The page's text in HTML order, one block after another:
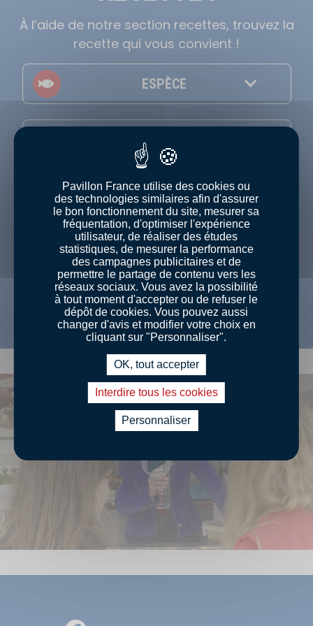
À l’aide de notre section recettes, trouvez la
recette qui vous convient !
ESPÈCE
BUDGET
THÈME
NIVEAU
Afficher uniquement les recettes en vidéo
Voir la vidéo
Pavillon France utilise des cookies ou
des technologies similaires afin d'assurer
le bon fonctionnement du site, mesurer sa
fréquentation, d'optimiser l'expérience
utilisateur, de réaliser des études
statistiques, de mesurer la performance
des campagnes publicitaires et de
permettre le partage de contenu vers les
réseaux sociaux. Vous avez la possibilité
à tout moment d'accepter ou de refuser le
dépôt de cookies. Vous pouvez aussi
changer d'avis et modifier votre choix en
cliquant sur "Personnaliser".
OK, tout accepter
Interdire tous les cookies
Personnaliser